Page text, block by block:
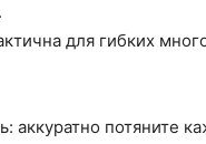
для гибких
потяните